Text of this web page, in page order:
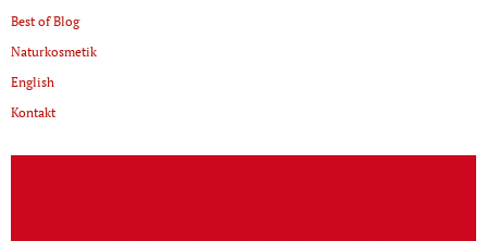
Best of Blog
Naturkosmetik
English
Kontakt